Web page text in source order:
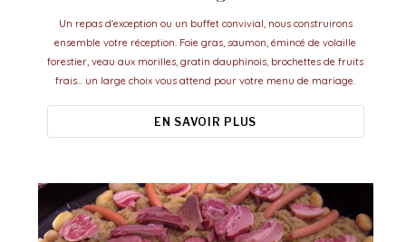
Un repas d'exception ou un buffet convivial, nous construirons
ensemble votre réception. Foie gras, saumon, émincé de volaille
forestier, veau aux morilles, gratin dauphinois, brochettes de fruits
frais... un large choix vous attend pour votre menu de mariage.
EN SAVOIR PLUS